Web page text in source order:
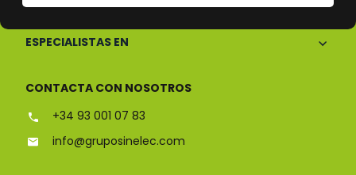
ESPECIALISTAS EN
CONTACTA CON NOSOTROS
+34 93 001 07 83
info@gruposinelec.com